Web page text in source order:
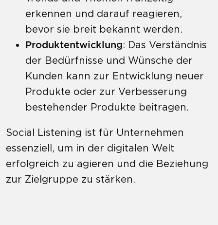
erkennen und darauf reagieren,
bevor sie breit bekannt werden.
Produktentwicklung: Das Verständnis
der Bedürfnisse und Wünsche der
Kunden kann zur Entwicklung neuer
Produkte oder zur Verbesserung
bestehender Produkte beitragen.
Social Listening ist für Unternehmen
essenziell, um in der digitalen Welt
erfolgreich zu agieren und die Beziehung
zur Zielgruppe zu stärken.